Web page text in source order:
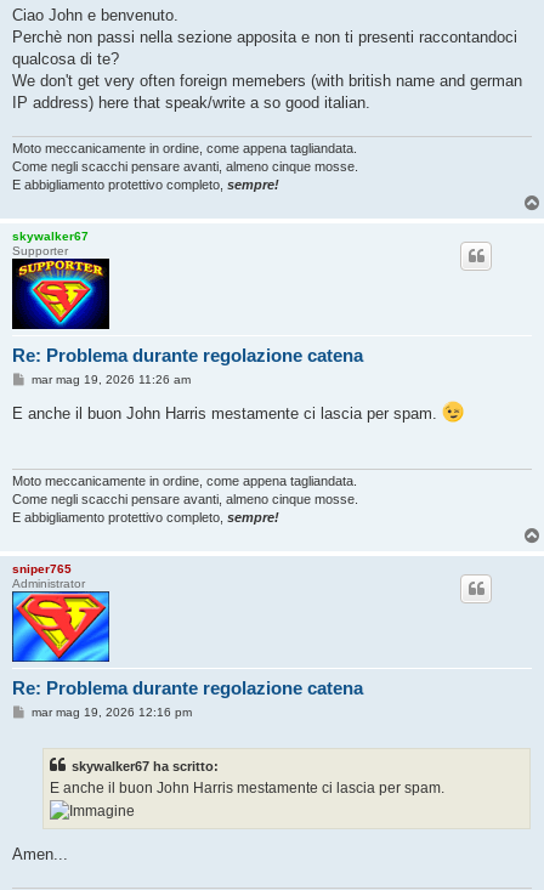
s
a
g
i
o
Ciao John e benvenuto.
Perchè non passi nella sezione apposita e non ti presenti raccontandoci
qualcosa di te?
We don't get very often foreign memebers (with british name and german
IP address) here that speak/write a so good italian.
Moto meccanicamente in ordine, come appena tagliandata.
Come negli scacchi pensare avanti, almeno cinque mosse.
E abbigliamento protettivo completo, sempre!
skywalker67
Supporter
Re: Problema durante regolazione catena
M
s
i
o
mar mag 19, 2026 11:26 am
E anche il buon John Harris mestamente ci lascia per spam.
Moto meccanicamente in ordine, come appena tagliandata.
Come negli scacchi pensare avanti, almeno cinque mosse.
E abbigliamento protettivo completo, sempre!
sniper765
Administrator
Re: Problema durante regolazione catena
Mmar mag 19, 2026 12:16 pm
skywalker67 ha scritto:
E anche il buon John Harris mestamente ci lascia per spam.
Amen...